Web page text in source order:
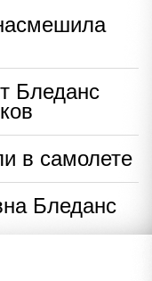
Бледанс
в самолете
Бледанс